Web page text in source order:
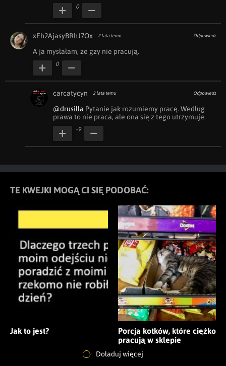
0
xEh2AjasyBRhJ7Ox 2 lata temu Odpowiedz
A ja mysłałam, że gzy nie pracują.
0
carcatycyn 2 lata temu Odpowiedz
@drusilla Pytanie jak rozumiemy pracę. Według
prawa to nie praca, ale ona się z tego utrzymuje.
-9
TE KWEJKI MOGĄ CI SIĘ PODOBAĆ:
Jak to jest?
Porcja kotków, które ciężko
pracują w sklepie
Doładuj więcej